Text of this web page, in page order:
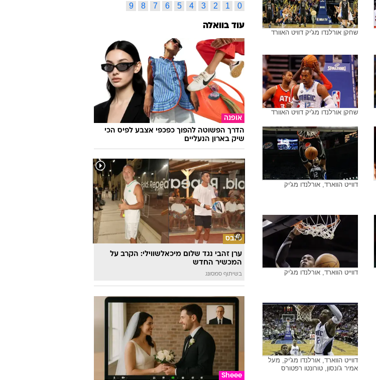
שחקן אורלנדו מג'יק דוויט האוורד
שחקן אורלנדו מג'יק דוויט האוורד
דווייט הווארד, אורלנדו מג'יק
דווייט הווארד, אורלנדו מג'יק
דווייט הווארד, אורלנדו מג'יק, מעל
אמיר ג'ונסון, טורונטו רפטורס
0
1
2
3
4
5
6
7
8
9
עוד בוואלה
אופנה
הדרך הפשוטה להפוך כפכפי אצבע לפיס הכי
שיק בארון הנעליים
סלבס
ערן זהבי נגד שלום מיכאלשווילי: הקרב על
המכשיר החדש
בשיתוף סמסונג
Sheee